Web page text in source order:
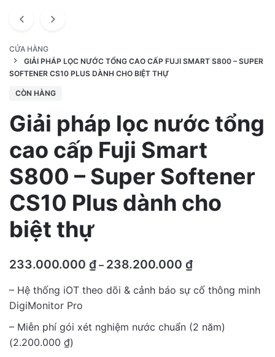
CỬA HÀNG
GIẢI PHÁP LỌC NƯỚC TỔNG CAO CẤP FUJI SMART S800 – SUPER
SOFTENER CS10 PLUS DÀNH CHO BIỆT THỰ
CÒN HÀNG
Giải pháp lọc nước tổng
cao cấp Fuji Smart
S800 – Super Softener
CS10 Plus dành cho
biệt thự
233.000.000 ₫ – 238.200.000 ₫Khoảng
từ
đến
– Hệ thống iOT theo dõi & cảnh báo sự cố thông minh
DigiMonitor Pro
– Miễn phí gói xét nghiệm nước chuẩn (2 năm)
(2.200.000 ₫)